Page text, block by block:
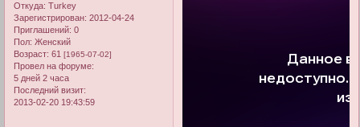
Откуда: Turkey
Зарегистрирован: 2012-04-24
Приглашений: 0
Пол: Женский
Возраст: 61 [1965-07-02]
Провел на форуме:
5 дней 2 часа
Последний визит:
2013-02-20 19:43:59